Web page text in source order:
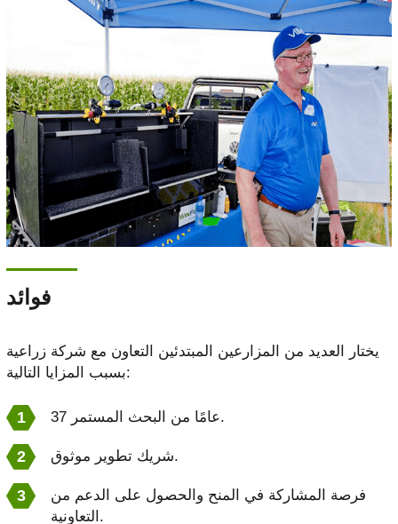
فوائد
يختار العديد من المزارعين المبتدئين التعاون مع شركة زراعية
بسبب المزايا التالية:
37 عامًا من البحث المستمر.
شريك تطوير موثوق.
فرصة المشاركة في المنح والحصول على الدعم من
التعاونية.